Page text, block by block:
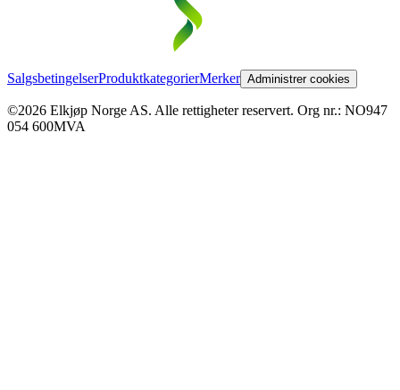
SalgsbetingelserProduktkategorierMerker Administrer cookies
©2026 Elkjøp Norge AS. Alle rettigheter reservert. Org nr.: NO947
054 600MVA